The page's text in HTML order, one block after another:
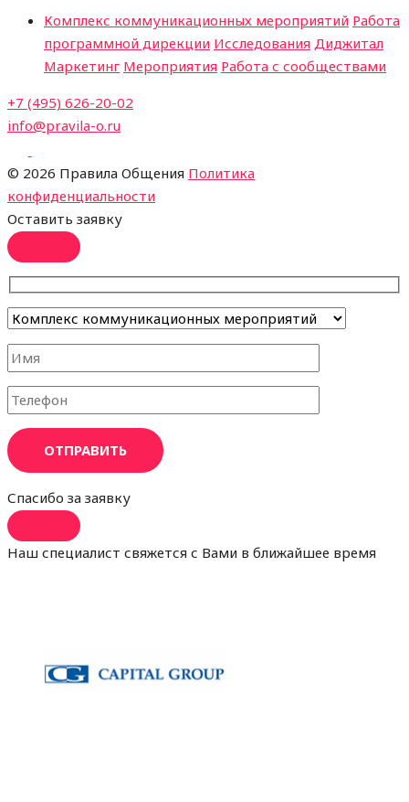
Комплекс коммуникационных мероприятий Работа
программной дирекции Исследования Диджитал
Маркетинг Мероприятия Работа с сообществами
+7 (495) 626-20-02
info@pravila-o.ru
© 2026 Правила Общения Политика
конфиденциальности
Оставить заявку
ОТПРАВИТЬ
Спасибо за заявку
Наш специалист свяжется с Вами в ближайшее время